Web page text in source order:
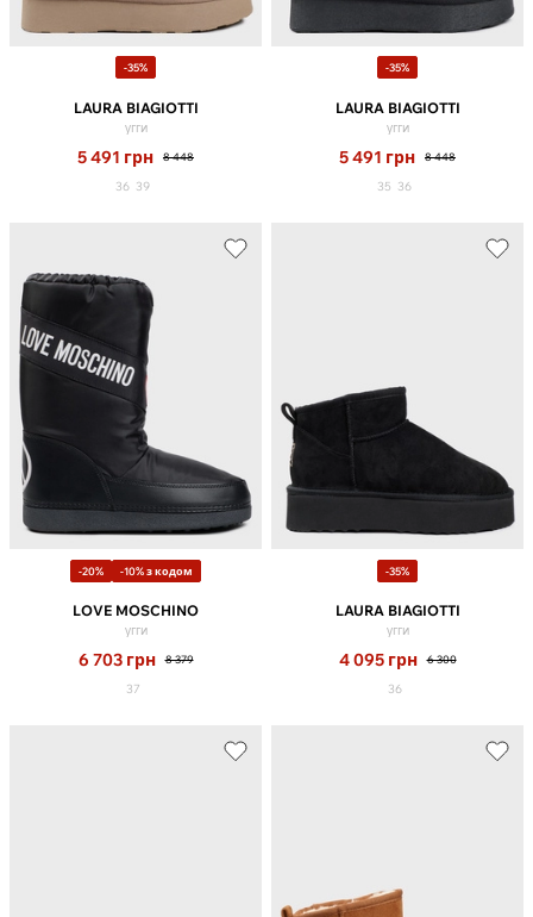
-35%
LAURA BIAGIOTTI
угги
5 491 грн 8 448
36 39
-35%
LAURA BIAGIOTTI
угги
5 491 грн 8 448
35 36
-20% -10% з кодом
LOVE MOSCHINO
угги
6 703 грн 8 379
37
-35%
LAURA BIAGIOTTI
угги
4 095 грн 6 300
36